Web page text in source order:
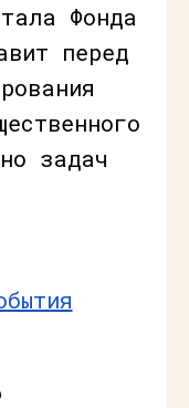
Фонда
перед
задач